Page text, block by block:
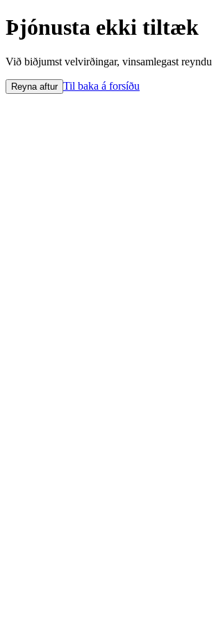
Þjónusta ekki tiltæk
Við biðjumst velvirðingar, vinsamlegast reyndu
Reyna aftur Til baka á forsíðu